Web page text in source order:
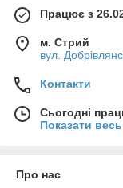
Працює з
м. Стрий
вул.
Контакти
Сьогодні
Показати
Про нас